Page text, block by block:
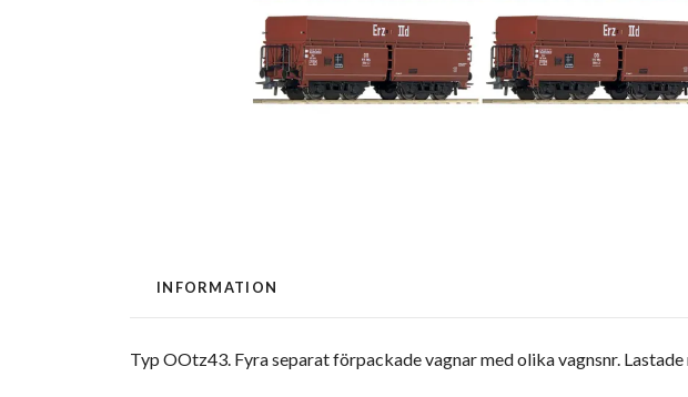
INFORMATION
Typ OOtz43. Fyra separat förpackade vagnar med olika vagnsnr.